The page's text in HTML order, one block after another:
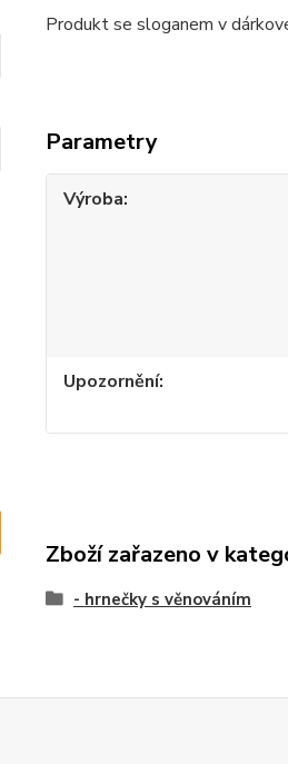
Produkt se sloganem v
Parametry
Výroba
Upozornění
Zboží zařazeno v
- hrnečky s věnováním